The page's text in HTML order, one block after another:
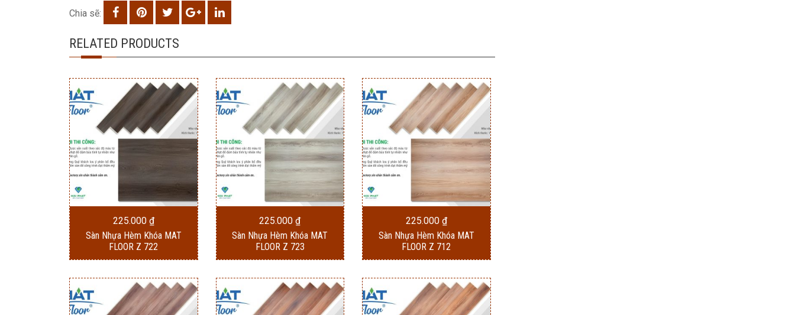
Chia sẽ:
RELATED PRODUCTS
225.000 ₫
Sàn Nhựa Hèm Khóa MAT
FLOOR Z 722
225.000₫
Sàn Nhựa Hèm Khóa MAT
FLOOR Z 723
225.000 ₫
Sàn Nhựa Hèm Khóa MAT
FLOOR Z 712